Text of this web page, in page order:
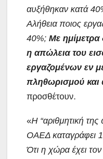
αυξήθηκαν κατά
Αλήθεια ποιος
40%; Με ημίμετρα
η απώλεια του
εργαζομένων εν
πληθωρισμού και
προσθέτουν.
«Η “αριθμητική της
ΟΑΕΔ καταγράφει
Ότι η χώρα έχει